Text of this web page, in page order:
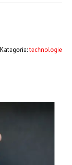
Kategorie:technologie